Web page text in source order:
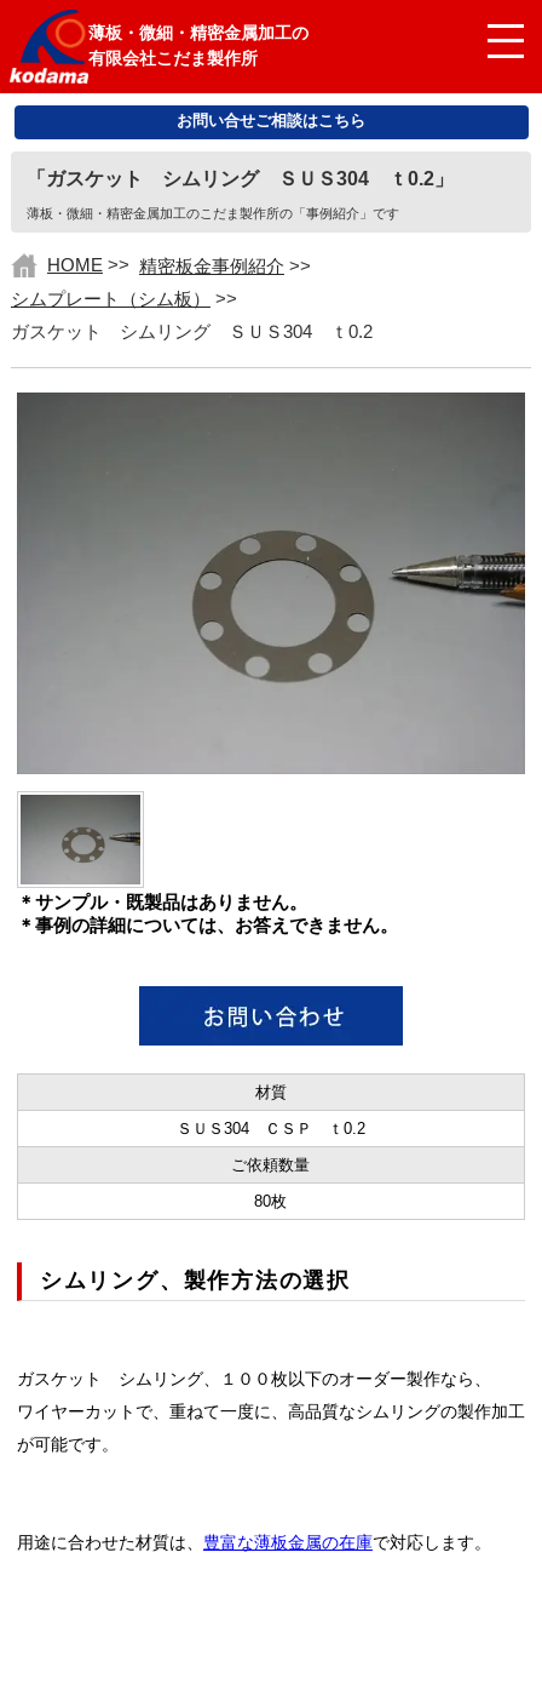
薄板・微細・精密金属加工の
有限会社こだま製作所
お問い合せご相談はこちら
「ガスケット シムリング ＳＵＳ304 ｔ0.2」
薄板・微細・精密金属加工のこだま製作所の「事例紹介」です
HOME >> 精密板金事例紹介 >>
シムプレート（シム板）
>>
ガスケット シムリング ＳＵＳ304 ｔ0.2
＊サンプル・既製品はありません。
＊事例の詳細については、お答えできません。
材質
ＳＵＳ304 ＣＳＰ ｔ0.2
ご依頼数量
80枚
シムリング、製作方法の選択
ガスケット シムリング、１００枚以下のオーダー製作なら、
ワイヤーカットで、重ねて一度に、高品質なシムリングの製作加工
が可能です。
用途に合わせた材質は、 豊富な薄板金属の在庫で対応します。